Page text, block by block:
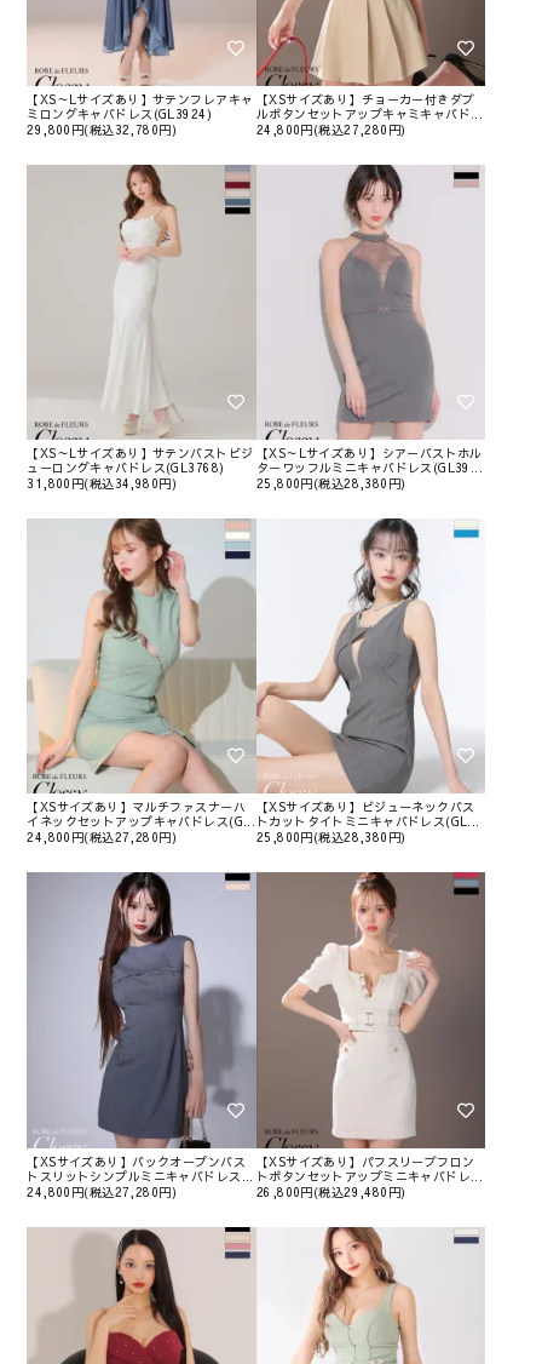
【XS～Lサイズあり】サテンフレアキャ
ミロングキャバドレス(GL3924)
29,800円(税込32,780円)
【XSサイズあり】チョーカー付きダブ
ルボタンセットアップキャミキャバド...
24,800円(税込27,280円)
【XS～Lサイズあり】サテンバストビジ
ューロングキャバドレス(GL3768)
31,800円(税込34,980円)
【XS～Lサイズあり】シアーバストホル
ターワッフルミニキャバドレス(GL39...
25,800円(税込28,380円)
【XSサイズあり】マルチファスナーハ
イネックセットアップキャバドレス(G...
24,800円(税込27,280円)
【XSサイズあり】ビジューネックバス
トカットタイトミニキャバドレス(GL...
25,800円(税込28,380円)
【XSサイズあり】バックオープンバス
トスリットシンプルミニキャバドレス...
24,800円(税込27,280円)
【XSサイズあり】パフスリーブフロン
トボタンセットアップミニキャバドレ...
26,800円(税込29,480円)